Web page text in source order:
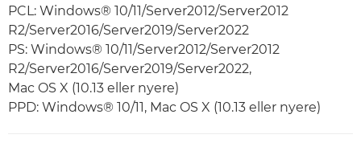
PCL: Windows® 10/11/Server2012/Server2012
R2/Server2016/Server2019/Server2022
PS: Windows® 10/11/Server2012/Server2012
R2/Server2016/Server2019/Server2022,
Mac OS X (10.13 eller nyere)
PPD: Windows® 10/11, Mac OS X (10.13 eller nyere)